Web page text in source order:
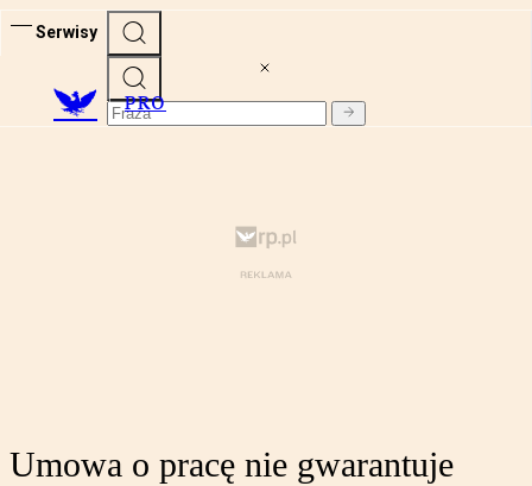
Serwisy
PRO
Umowa o pracę nie gwarantuje